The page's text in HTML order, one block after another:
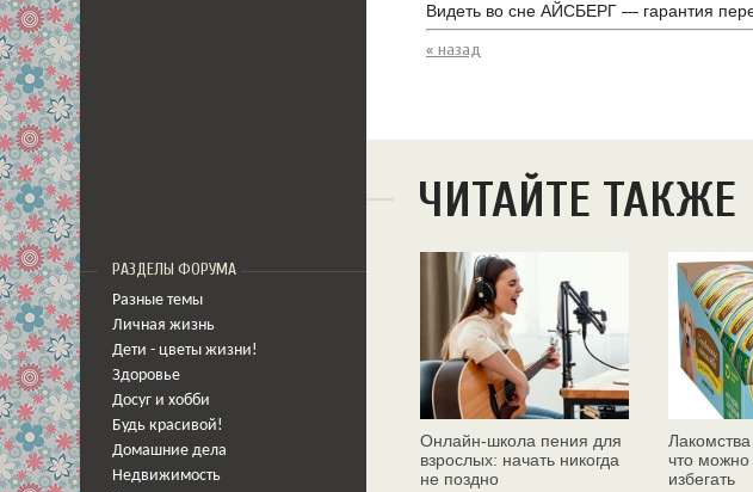
РАЗДЕЛЫ ФОРУМА
Разные темы
Личная жизнь
Дети - цветы жизни!
Здоровье
Досуг и хобби
Будь красивой!
Домашние дела
Недвижимость
Видеть во сне АЙСБЕРГ — гарантия
« назад
ЧИТАЙТЕ ТАКЖЕ
Онлайн‑школа пения для
взрослых: начать никогда
не поздно
что можно
избегать